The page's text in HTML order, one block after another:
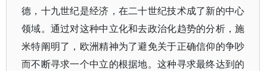
德，十九世纪是经济，在二十世纪技术成了新的中心
领域。通过对这种中立化和去政治化趋势的分析，施
米特阐明了，欧洲精神为了避免关于正确信仰的争吵
而不断寻求一个中立的根据地。这种寻求最终达到的